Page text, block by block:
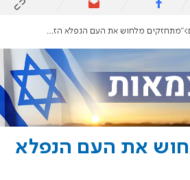
"מתחזקים מלחוש את העם הנפלא הזה"
את העם הנפלא